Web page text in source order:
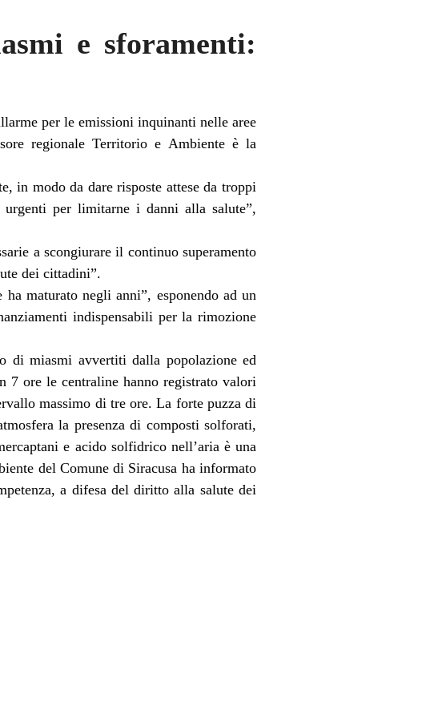
e sforamenti:
per le emissioni inquinanti nelle aree
regionale Territorio e Ambiente è la
in modo da dare risposte attese da troppi
per limitarne i danni alla salute”,
a scongiurare il continuo superamento
dei cittadini”.
maturato negli anni”, esponendo ad un
indispensabili per la rimozione
di miasmi avvertiti dalla popolazione ed
7 ore le centraline hanno registrato valori
massimo di tre ore. La forte puzza di
la presenza di composti solforati,
e acido solfidrico nell’aria è una
del Comune di Siracusa ha informato
a difesa del diritto alla salute dei